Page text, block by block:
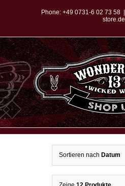
springen
Phone: +49 0731-6 02 73 58
store.de
Sortieren nach Datum